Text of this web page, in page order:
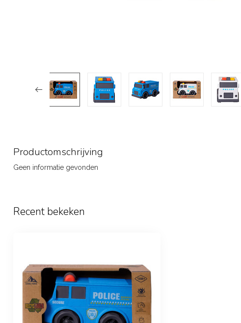
Productomschrijving
Geen informatie gevonden
Recent bekeken